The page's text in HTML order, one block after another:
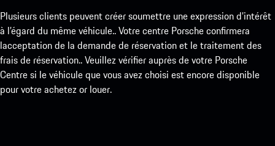
Plusieurs clients peuvent créer soumettre une expression d’intérêt
à l’égard du même véhicule.. Votre centre Porsche confirmera
lacceptation de la demande de réservation et le traitement des
frais de réservation.. Veuillez vérifier auprès de votre Porsche
Centre si le véhicule que vous avez choisi est encore disponible
pour votre achetez or louer.